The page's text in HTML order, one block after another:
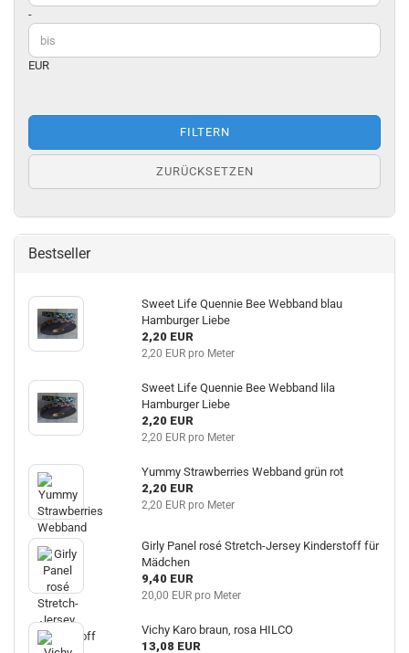
-
EUR
FILTERN
ZURÜCKSETZEN
Bestseller
Sweet Life Quennie Bee Webband blau
Hamburger Liebe
2,20 EUR
2,20 EUR pro Meter
Sweet Life Quennie Bee Webband lila
Hamburger Liebe
2,20 EUR
2,20 EUR pro Meter
Yummy Strawberries Webband grün rot
2,20 EUR
2,20 EUR pro Meter
Girly Panel rosé Stretch-Jersey Kinderstoff für
Mädchen
9,40 EUR
20,00 EUR pro Meter
Vichy Karo braun, rosa HILCO
13,08 EUR